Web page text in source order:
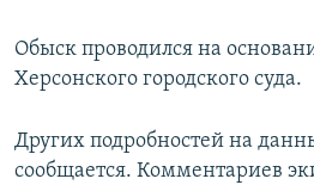
Обыск проводился на
Херсонского городского суда.
Других подробностей на
сообщается. Комментариев